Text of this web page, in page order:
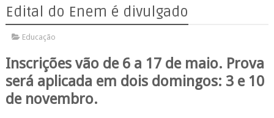
Edital do Enem é divulgado
Educação
Inscrições vão de 6 a 17 de maio. Prova
será aplicada em dois domingos: 3 e 10
de novembro.